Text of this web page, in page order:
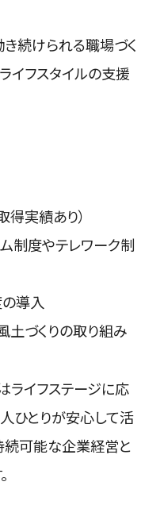
続けられる職場づく
イフスタイルの支援
得実績あり）
制度やテレワーク制
導入
土づくりの取り組み
ライフステージに応
ひとりが安心して活
続可能な企業経営と